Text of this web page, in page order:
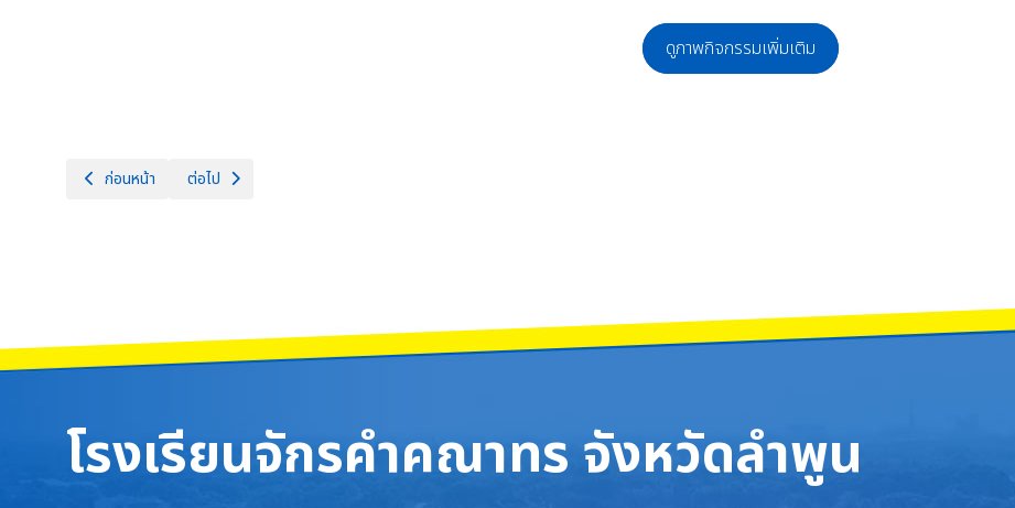
ดูภาพกิจกรรมเพิ่มเติม
เนื้อหาก่อนหน้า: การพิจารณาคัดเลือกนักเรียนทุนการศึกษาตามโครงการทุนการศึกษาเพื่อขยายโอกาสและพัฒนาประเทศ (ODOS) รุ่นที่ 2 วันจันทร์ที่ 6 ตุ
ก่อนหน้า เนื้อหาถัดไป: ประชาสัมพันธ์ข่าวสาร กลุ่มสาระการเรียนรู้สุขศึกษาและพลศึกษา การมอบรางวัลนักเรียนที่เข้าร่วมการแข่งขันกีฬา กลุ่มสาระ
ต่อไป
โรงเรียนจักรคำคณาทร จังหวัดลำพูน